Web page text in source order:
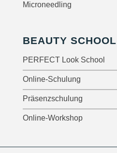
Microneedling
BEAUTY SCHOOL
PERFECT Look School
Online-Schulung
Präsenzschulung
Online-Workshop